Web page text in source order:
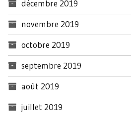
décembre 2019
novembre 2019
octobre 2019
septembre 2019
août 2019
juillet 2019